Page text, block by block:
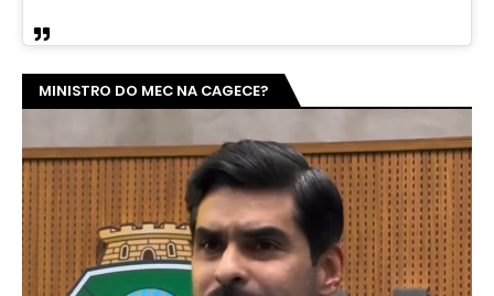
MINISTRO DO MEC NA CAGECE?